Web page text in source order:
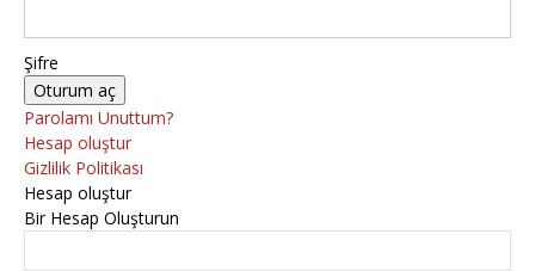
Şifre
Parolamı Unuttum?
Hesap oluştur
Gizlilik Politikası
Hesap oluştur
Bir Hesap Oluşturun